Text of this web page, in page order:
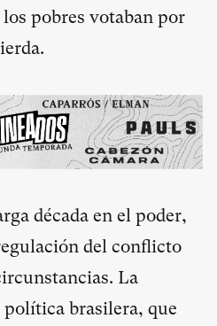
pobres votaban por
década en el poder,
del conflicto
La
brasilera, que